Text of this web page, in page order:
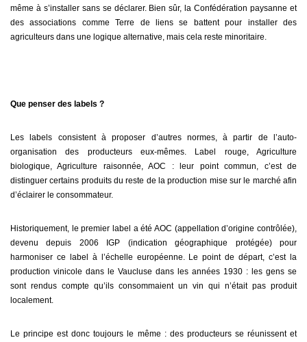
même à s’installer sans se déclarer. Bien sûr, la Confédération paysanne et
des associations comme Terre de liens se battent pour installer des
agriculteurs dans une logique alternative, mais cela reste minoritaire.
Que penser des labels ?
Les labels consistent à proposer d’autres normes, à partir de l’auto-
organisation des producteurs eux-mêmes. Label rouge, Agriculture
biologique, Agriculture raisonnée, AOC : leur point commun, c’est de
distinguer certains produits du reste de la production mise sur le marché afin
d’éclairer le consommateur.
Historiquement, le premier label a été AOC (appellation d’origine contrôlée),
devenu depuis 2006 IGP (indication géographique protégée) pour
harmoniser ce label à l’échelle européenne. Le point de départ, c’est la
production vinicole dans le Vaucluse dans les années 1930 : les gens se
sont rendus compte qu’ils consommaient un vin qui n’était pas produit
localement.
Le principe est donc toujours le même : des producteurs se réunissent et